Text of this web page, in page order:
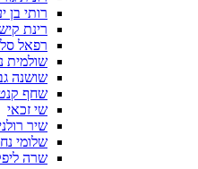
רותי בן
רינת
רפאל
שולמית
שושנה
שחף
שי זכאי
שיר
שלומי
שרה